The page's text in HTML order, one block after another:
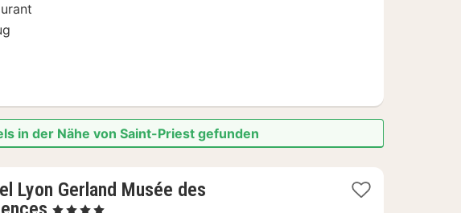
in der Nähe von Saint-Priest gefunden
Lyon Gerland Musée des
1
, 4 Sterne